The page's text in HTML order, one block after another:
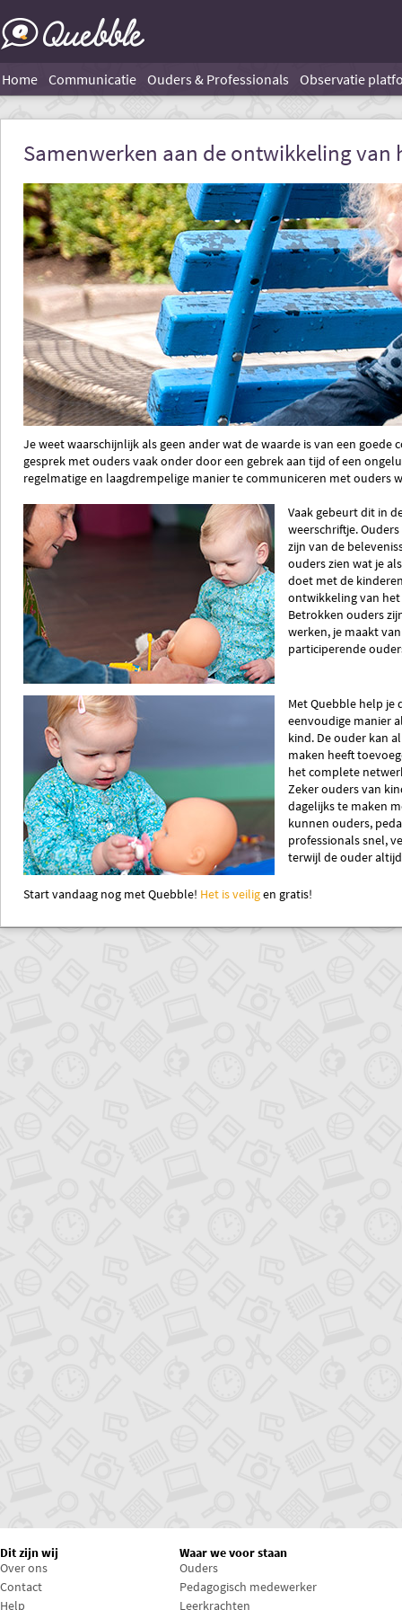
Home Communicatie Ouders & Professionals Observatie
Samenwerken aan de ontwikkeling van
Je weet waarschijnlijk als geen ander wat de waarde is van een goede
gesprek met ouders vaak onder door een gebrek aan tijd of een
regelmatige en laagdrempelige manier te communiceren met ouders
Vaak gebeurt dit in
weerschriftje.
zijn van de
ouders zien wat je
doet met de
ontwikkeling van
Betrokken ouders
werken, je maakt
participerende
Met Quebble help je
eenvoudige manier
kind. De ouder kan
maken heeft
het complete
Zeker ouders van
dagelijks te maken
kunnen ouders,
professionals snel,
terwijl de ouder
Start vandaag nog met Quebble! Het is veiligen gratis!
Dit zijn wij
Over ons
Contact
Help
Waar we voor staan
Ouders
Pedagogisch medewerker
Leerkrachten